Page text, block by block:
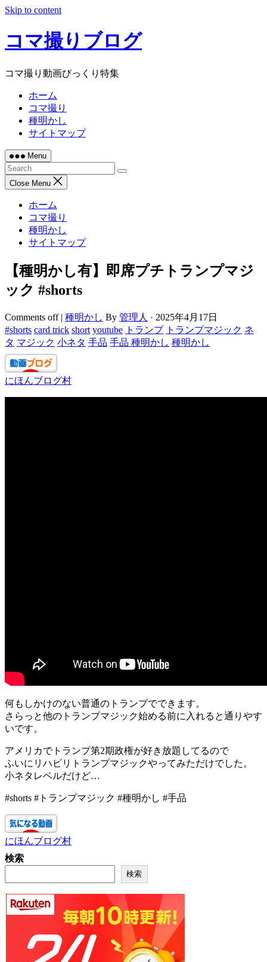
Skip to content
コマ撮りブログ
コマ撮り動画びっくり特集
ホーム
コマ撮り
種明かし
サイトマップ
Menu
Close Menu
ホーム
コマ撮り
種明かし
サイトマップ
【種明かし有】即席プチトランプマジ
ック #shorts
Comments off | 種明かし By 管理人 · 2025年4月17日
#shorts card trick short youtube トランプ トランプマジック ネ
タ マジック 小ネタ 手品 手品 種明かし 種明かし
にほんブログ村
何もしかけのない普通のトランプでできます。
さらっと他のトランプマジック始める前に入れると通りやす
いです。
アメリカでトランプ第2期政権が好き放題してるので
ふいにリハビリトランプマジックやってみただけでした。
小ネタレベルだけど…
#shorts #トランプマジック #種明かし #手品
にほんブログ村
検索
検索